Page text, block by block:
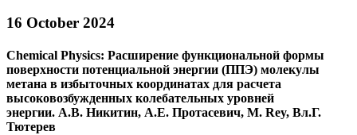
16 October 2024
Chemical Physics: Расширение функциональной формы
поверхности потенциальной энергии (ППЭ) молекулы
метана в избыточных координатах для расчета
высоковозбужденных колебательных уровней
энергии. А.В. Никитин, А.Е. Протасевич, M. Rey, Вл.Г.
Тютерев